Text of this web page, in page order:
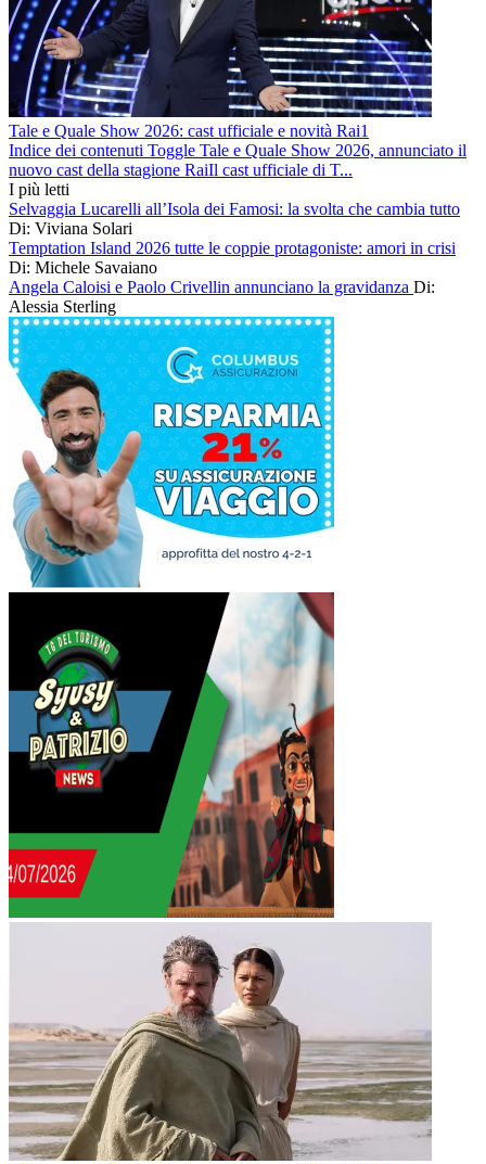
Tale e Quale Show 2026: cast ufficiale e novità Rai1
Indice dei contenuti Toggle Tale e Quale Show 2026, annunciato il
nuovo cast della stagione RaiIl cast ufficiale di T...
I più letti
Selvaggia Lucarelli all’Isola dei Famosi: la svolta che cambia tutto
Di: Viviana Solari
Temptation Island 2026 tutte le coppie protagoniste: amori in crisi
Di: Michele Savaiano
Angela Caloisi e Paolo Crivellin annunciano la gravidanza Di:
Alessia Sterling